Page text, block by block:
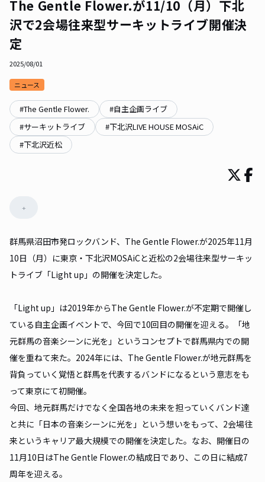
The Gentle Flower.が11/10（月）下北
沢で2会場往来型サーキットライブ開催決
定
2025/08/01
ニュース
#The Gentle Flower. #自主企画ライブ
#サーキットライブ #下北沢LIVE HOUSE MOSAiC
#下北沢近松
+
群馬県沼田市発ロックバンド、The Gentle Flower.が2025年11月
10日（月）に東京・下北沢MOSAiCと近松の2会場往来型サーキッ
トライブ「Light up」の開催を決定した。
「Light up」は2019年からThe Gentle Flower.が不定期で開催し
ている自主企画イベントで、今回で10回目の開催を迎える。「地
元群馬の音楽シーンに光を」というコンセプトで群馬県内での開
催を重ねて来た。2024年には、The Gentle Flower.が地元群馬を
背負っていく覚悟と群馬を代表するバンドになるという意志をも
って東京にて初開催。
今回、地元群馬だけでなく全国各地の未来を担っていくバンド達
と共に「日本の音楽シーンに光を」という想いをもって、2会場往
来というキャリア最大規模での開催を決定した。なお、開催日の
11月10日はThe Gentle Flower.の結成日であり、この日に結成7
周年を迎える。